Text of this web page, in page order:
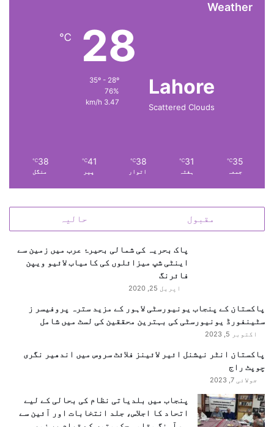
Weather
Lahore
Scattered Clouds
28
℃
76%
3.47 km/h
35
℃
جمعہ
31
℃
ہفتہ
38
℃
اتوار
41
℃
پیر
38
℃
منگل
مقبول حالیہ
پاک بحریہ کی شمالی بحیرۂ عرب میں زمین سے
اینٹی شپ میزائلوں کی کامیاب لائیو ویپن
فائرنگ
اپریل 25, 2020
پاکستان کے پنجاب یونیورسٹی لاہور کے مزید سترہ پروفیسر ز
سٹینفورڈ یونیورسٹی کی بہترین محققین کی لسٹ میں شامل
اکتوبر 5, 2023
پاکستان انٹر نیشنل ائیر لائینز فلائٹ سروس میں اندھیر نگری
چوپٹ راج
جولائی 7, 2023
پنجاب میں بلدیاتی نظام کی بحالی کے لیے
اتحاد کا اجلاس، جلد انتخابات اور آئین سے